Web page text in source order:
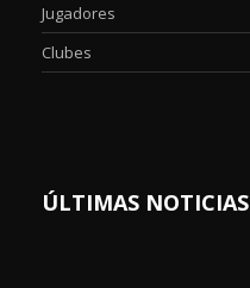
Jugadores
Clubes
ÚLTIMAS NOTICIAS